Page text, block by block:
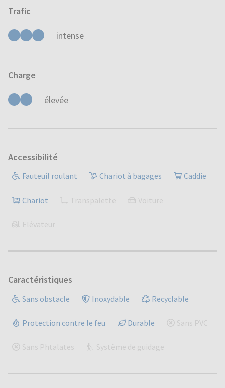
Trafic
intense
Charge
élevée
Accessibilité
Fauteuil roulant Chariot à bagages Caddie
Chariot Transpalette Voiture
Elévateur
Caractéristiques
Sans obstacle Inoxydable Recyclable
Protection contre le feu Durable Sans PVC
Sans Phtalates Système de guidage